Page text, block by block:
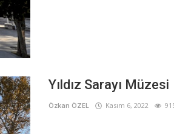
Yıldız Sarayı Müzesi
Özkan ÖZEL Kasım 6, 2022